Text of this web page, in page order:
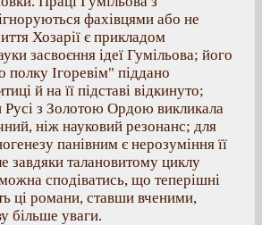
фахівцями або не
Хозарії є прикладом
засвоєння ідеї Гумільова; його
полку Ігоревім" піддано
й на її підставі відкинуто;
Русі з Золотою Ордою викликала
ніж науковий резонанс; для
панівним є нерозуміння її
завдяки талановитому циклу
сподіватись, що теперішні
ці романи, ставши вченими,
більше уваги.